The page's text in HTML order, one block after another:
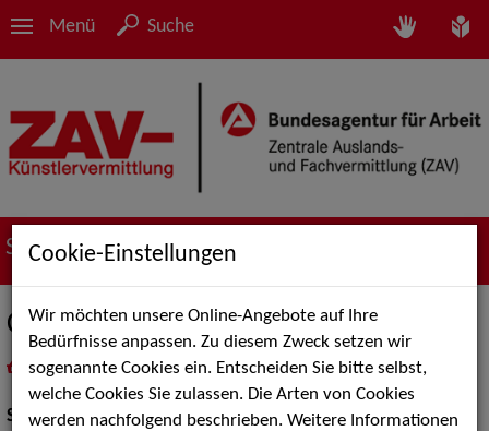
Menü Suche
Suche nach Künstler*innen
Christoph Schinkel
als PDF speichern
inMeine Merklistelegen
Schauspiel:Bühne, Film und TV
Cookie-Einstellungen
Wir möchten unsere Online-Angebote auf Ihre
Bedürfnisse anpassen. Zu diesem Zweck setzen wir
sogenannte Cookies ein. Entscheiden Sie bitte selbst,
welche Cookies Sie zulassen. Die Arten von Cookies
werden nachfolgend beschrieben. Weitere Informationen